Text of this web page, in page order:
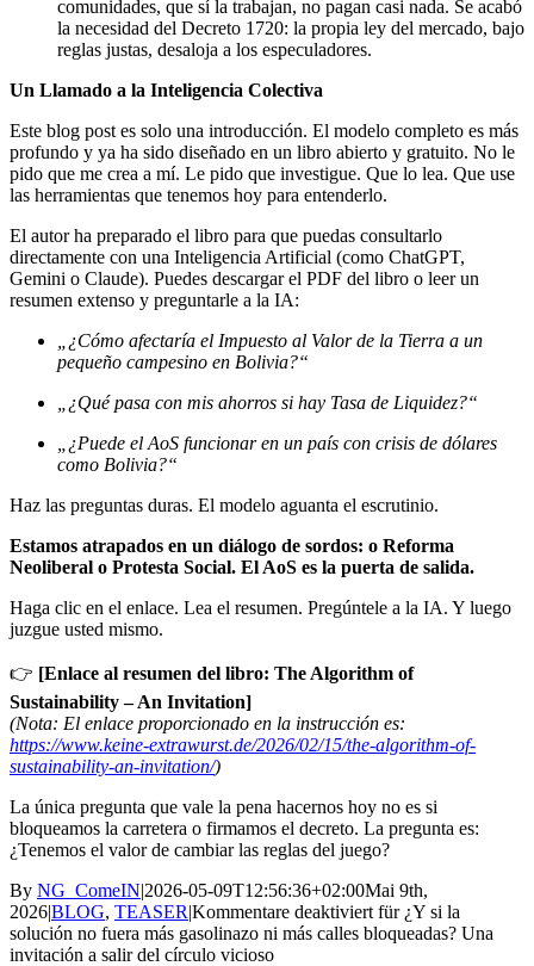
comunidades, que sí la trabajan, no pagan casi nada. Se acabó
la necesidad del Decreto 1720: la propia ley del mercado, bajo
reglas justas, desaloja a los especuladores.
Un Llamado a la Inteligencia Colectiva
Este blog post es solo una introducción. El modelo completo es más
profundo y ya ha sido diseñado en un libro abierto y gratuito. No le
pido que me crea a mí. Le pido que investigue. Que lo lea. Que use
las herramientas que tenemos hoy para entenderlo.
El autor ha preparado el libro para que puedas consultarlo
directamente con una Inteligencia Artificial (como ChatGPT,
Gemini o Claude). Puedes descargar el PDF del libro o leer un
resumen extenso y preguntarle a la IA:
„¿Cómo afectaría el Impuesto al Valor de la Tierra a un
pequeño campesino en Bolivia?“
„¿Qué pasa con mis ahorros si hay Tasa de Liquidez?“
„¿Puede el AoS funcionar en un país con crisis de dólares
como Bolivia?“
Haz las preguntas duras. El modelo aguanta el escrutinio.
Estamos atrapados en un diálogo de sordos: o Reforma
Neoliberal o Protesta Social. El AoS es la puerta de salida.
Haga clic en el enlace. Lea el resumen. Pregúntele a la IA. Y luego
juzgue usted mismo.
👉 [Enlace al resumen del libro: The Algorithm of
Sustainability – An Invitation]
(Nota: El enlace proporcionado en la instrucción es:
https://www.keine-extrawurst.de/2026/02/15/the-algorithm-of-
sustainability-an-invitation/)
La única pregunta que vale la pena hacernos hoy no es si
bloqueamos la carretera o firmamos el decreto. La pregunta es:
¿Tenemos el valor de cambiar las reglas del juego?
By NG_ComeIN|2026-05-09T12:56:36+02:00Mai 9th,
2026|BLOG, TEASER|Kommentare deaktiviert für ¿Y si la
solución no fuera más gasolinazo ni más calles bloqueadas? Una
invitación a salir del círculo vicioso